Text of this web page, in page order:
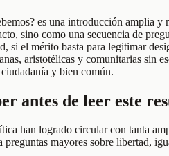
es una introducción amplia
sino como una secuencia de
si el mérito basta para legitimar
aristotélicas y comunitarias sin
y bien común.
antes de leer este
han logrado circular con tanta
preguntas mayores sobre libertad,